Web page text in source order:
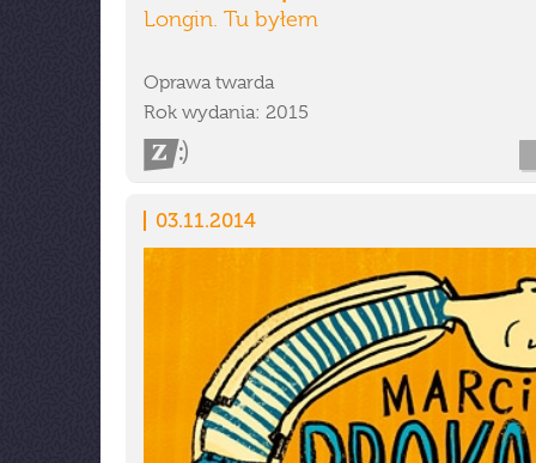
Longin. Tu byłem
Oprawa twarda
Rok wydania: 2015
03.11.2014